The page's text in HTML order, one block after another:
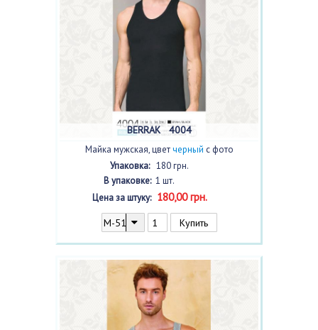
BERRAK 4004
Майка мужская, цветчерный с фото
Упаковка: 180 грн.
В упаковке:1 шт.
Цена за штуку:180,00 грн.